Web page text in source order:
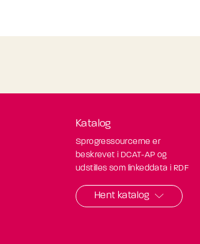
Katalog
Sprogressourcerne er
beskrevet i DCAT-AP og
udstilles som linkeddata i RDF
Hent katalog